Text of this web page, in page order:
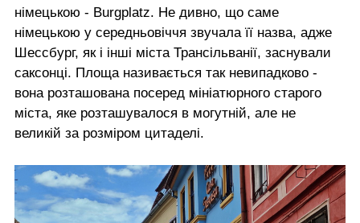
німецькою - Burgplatz. Не дивно, що саме
німецькою у середньовіччя звучала її назва, адже
Шессбург, як і інші міста Трансільванії, заснували
саксонці. Площа називається так невипадково -
вона розташована посеред мініатюрного старого
міста, яке розташувалося в могутній, але не
великій за розміром цитаделі.